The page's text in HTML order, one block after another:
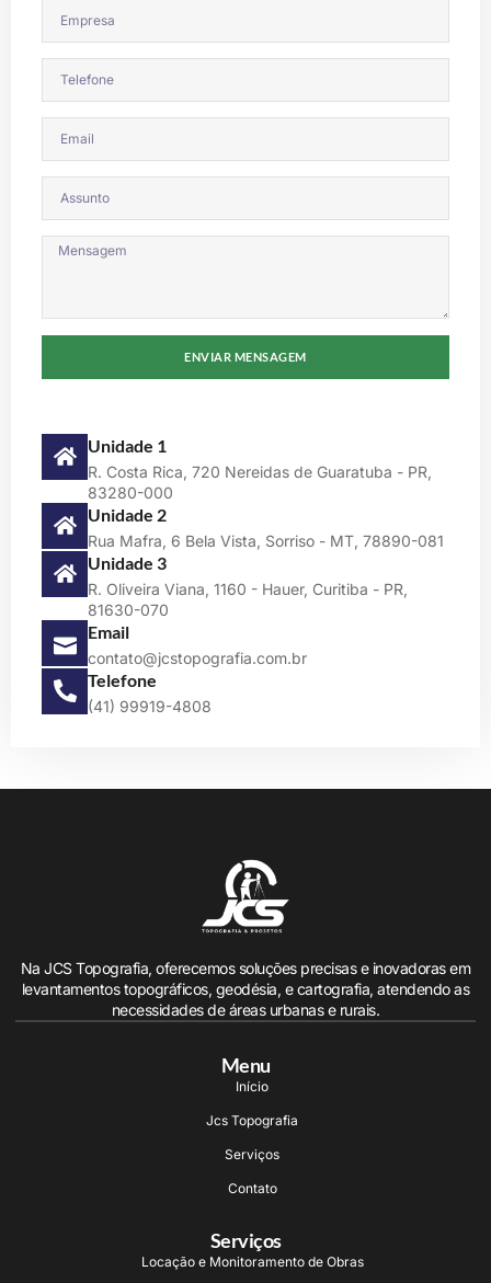
ENVIAR MENSAGEM
Unidade 1
R. Costa Rica, 720 Nereidas de Guaratuba - PR,
83280-000
Unidade 2
Rua Mafra, 6 Bela Vista, Sorriso - MT, 78890-081
Unidade 3
R. Oliveira Viana, 1160 - Hauer, Curitiba - PR,
81630-070
Email
contato@jcstopografia.com.br
Telefone
(41) 99919-4808
Na JCS Topografia, oferecemos soluções precisas e inovadoras em
levantamentos topográficos, geodésia, e cartografia, atendendo as
necessidades de áreas urbanas e rurais.
Menu
Início
Jcs Topografia
Serviços
Contato
Serviços
Locação e Monitoramento de Obras